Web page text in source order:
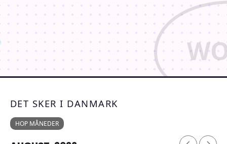
DET SKER I DANMARK
HOP MÅNEDER